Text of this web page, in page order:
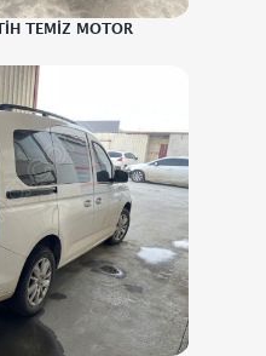
TEMİZ MOTOR